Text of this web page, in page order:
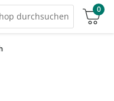
durchsuchen
0